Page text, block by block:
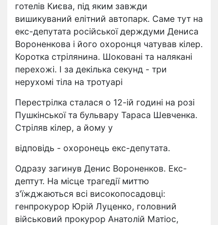
готелів Києва, під яким завжди
вишикуваний елітний автопарк. Саме тут на
екс-депутата російської держдуми Дениса
Вороненкова і його охоронця чатував кілер.
Коротка стрілянина. Шоковані та налякані
перехожі. І за декілька секунд - три
нерухомі тіла на тротуарі
Перестрілка сталася о 12-ій годині на розі
Пушкінської та бульвару Тараса Шевченка.
Стріляв кілер, а йому у
відповідь - охоронець екс-депутата.
Одразу загинув Денис Вороненков. Екс-
дептут. На місце трагедії миттю
з'їжджаються всі високопосадовці:
генпрокурор Юрій Луценко, головний
військовий прокурор Анатолій Матіос,